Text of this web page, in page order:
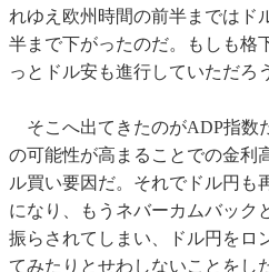
れゆえ欧州時間の前半まではド
半まで下がったのだ。もしも格
っとドル安も進行していただろ
そこへ出てきたのがADP指数
の可能性が高まることでの金利
ル買い要因だ。それでドル円も
になり、もうネバーカムバック
振らされてしまい、ドル円をロ
てみたりとせわしないことをし